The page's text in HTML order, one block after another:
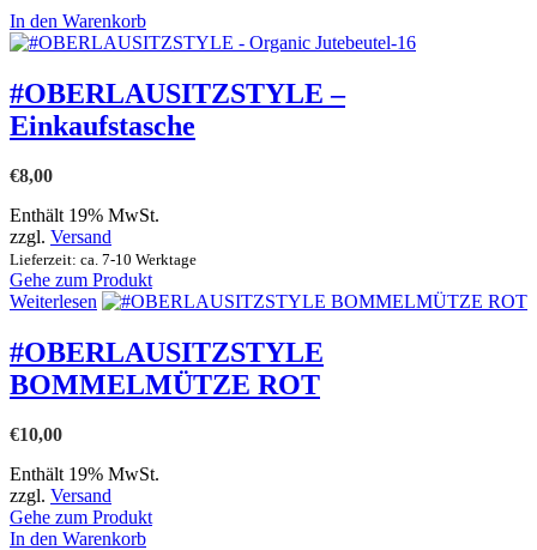
In den Warenkorb
#OBERLAUSITZSTYLE –
Einkaufstasche
€8,00
Enthält 19% MwSt.
zzgl. Versand
Lieferzeit: ca. 7-10 Werktage
Gehe zum Produkt
Weiterlesen
#OBERLAUSITZSTYLE
BOMMELMÜTZE ROT
€10,00
Enthält 19% MwSt.
zzgl. Versand
Gehe zum Produkt
In den Warenkorb